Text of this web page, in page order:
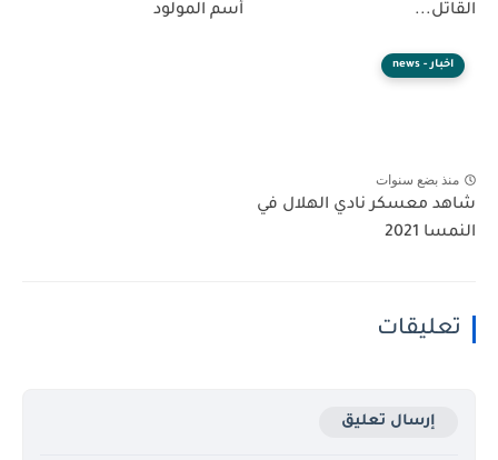
القاتل...
أسم المولود
اخبار - news
منذ بضع سنوات
شاهد معسكر نادي الهلال في
النمسا 2021
تعليقات
إرسال تعليق